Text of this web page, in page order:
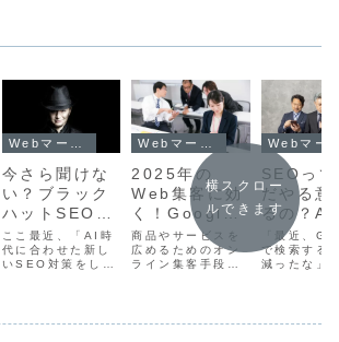
今さら聞けな
い？ブラック
ハットSEOと
は｜怪しい営
業を見抜くチ
ェックポイン
ここ最近、「AI時
代に合わせた新し
いSEO対策をしま
った営業メールや
2025年の
Web集客に効
く！Google
広告の種類と
効果的な活用
法
商品やサービスを
広めるためのオン
ライン集客手段と
中小企業にとっ
SEOっ
だやる意
るの？AI
にこそ
を出せて
サイト」
「最近、
で検索する
減ったな」
を実感して
横スクロー
ルできます